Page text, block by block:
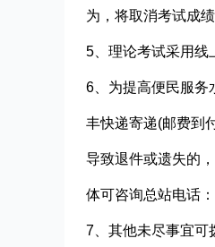
为，将取消考试成
5、理论考试采用线
6、为提高便民服务
丰快递寄递(邮费到
导致退件或遗失的
体可咨询总站电话
7、其他未尽事宜可